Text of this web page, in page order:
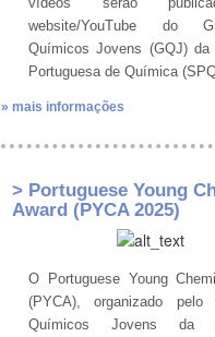
website/YouTube do
Químicos Jovens (GQJ) da
Portuguesa de Química
» mais informações
> Portuguese Young
Award (PYCA 2025)
O Portuguese Young
(PYCA), organizado pelo
Químicos Jovens da